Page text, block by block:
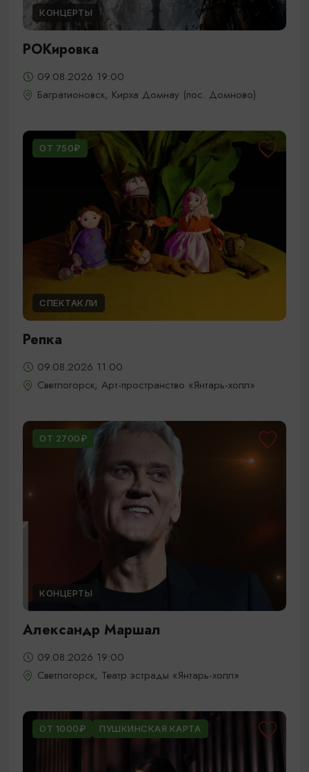
КОНЦЕРТЫ
РОКировка
09.08.2026 19:00
Багратионовск, Кирха Домнау (пос. Домново)
ОТ 750₽
СПЕКТАКЛИ
Репка
09.08.2026 11:00
Светлогорск, Арт-пространство «Янтарь-холл»
ОТ 2700₽
КОНЦЕРТЫ
Александр Маршал
09.08.2026 19:00
Светлогорск, Театр эстрады «Янтарь-холл»
ОТ 1000₽ ПУШКИНСКАЯ КАРТА